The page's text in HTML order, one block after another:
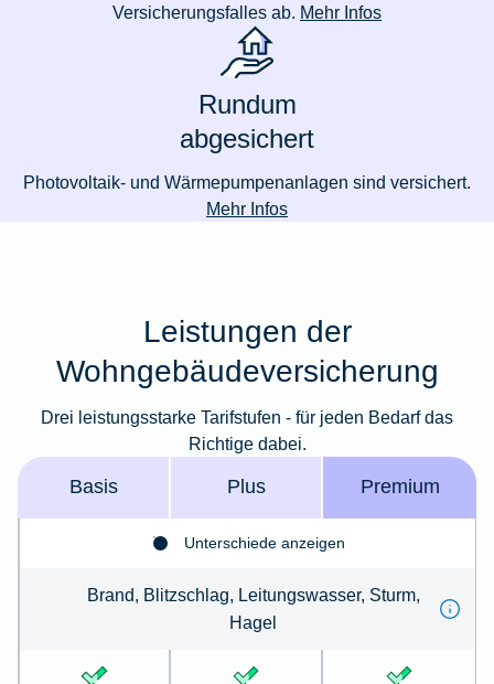
Versicherungsfalles ab. Mehr Infos
Rundum
abgesichert
Photovoltaik- und Wärmepumpenanlagen sind versichert.
Mehr Infos
Leistungen der
Wohngebäudeversicherung
Drei leistungsstarke Tarifstufen - für jeden Bedarf das
Richtige dabei.
Basis Plus Premium
Unterschiede anzeigen
Brand, Blitz­schlag, Leitungs­wasser, Sturm,
Hagel